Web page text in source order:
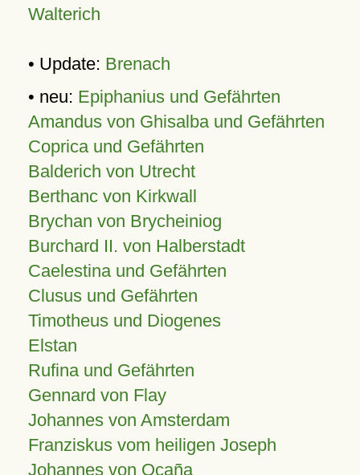
Walterich
• Update: Brenach
• neu: Epiphanius und Gefährten
Amandus von Ghisalba und Gefährten
Coprica und Gefährten
Balderich von Utrecht
Berthanc von Kirkwall
Brychan von Brycheiniog
Burchard II. von Halberstadt
Caelestina und Gefährten
Clusus und Gefährten
Timotheus und Diogenes
Elstan
Rufina und Gefährten
Gennard von Flay
Johannes von Amsterdam
Franziskus vom heiligen Joseph
Johannes von Ocaña